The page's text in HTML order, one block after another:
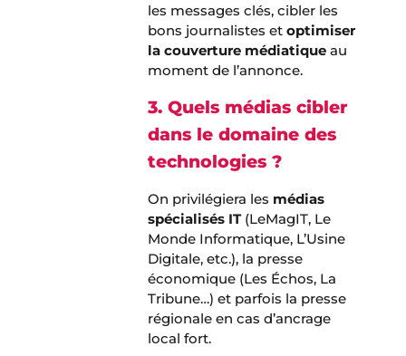
les messages clés, cibler les
bons journalistes etoptimiser
la couverture médiatique au
moment de l’annonce.
3. Quels médias cibler
dans le domaine des
technologies ?
On privilégiera les médias
spécialisés IT(LeMagIT, Le
Monde Informatique, L’Usine
Digitale, etc.), la presse
économique (Les Échos, La
Tribune…) et parfois la presse
régionale en cas d’ancrage
local fort.